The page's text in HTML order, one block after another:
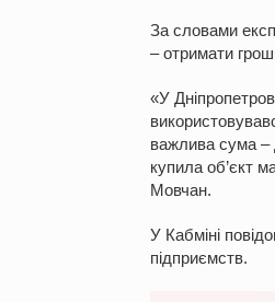
За словами
– отримати
«У
важлива сума –
купила об’єкт
Мовчан.
У Кабміні
підприємств.